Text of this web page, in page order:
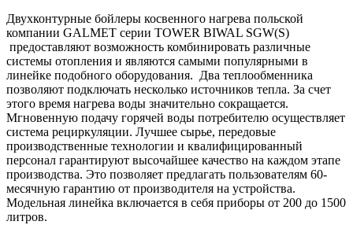
Двухконтурные бойлеры косвенного нагрева польской
компании GALMET серии TOWER BIWAL SGW(S)
предоставляют возможность комбинировать различные
системы отопления и являются самыми популярными в
линейке подобного оборудования. Два теплообменника
позволяют подключать несколько источников тепла. За счет
этого время нагрева воды значительно сокращается.
Мгновенную подачу горячей воды потребителю осуществляет
система рециркуляции. Лучшее сырье, передовые
производственные технологии и квалифицированный
персонал гарантируют высочайшее качество на каждом этапе
производства. Это позволяет предлагать пользователям 60-
месячную гарантию от производителя на устройства.
Модельная линейка включается в себя приборы от 200 до 1500
литров.